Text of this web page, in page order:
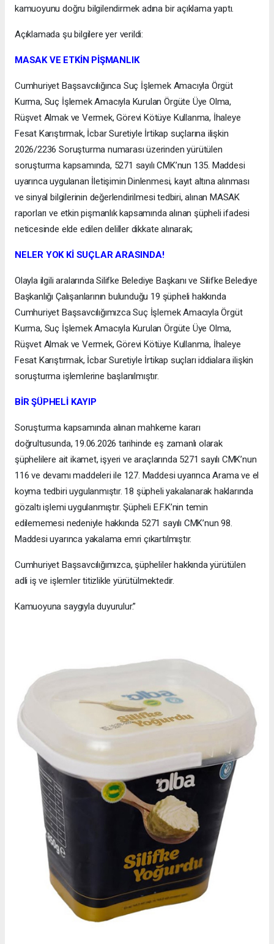
kamuoyunu doğru bilgilendirmek adına bir açıklama yaptı.
Açıklamada şu bilgilere yer verildi:
MASAK VE ETKİN PİŞMANLIK
Cumhuriyet Başsavcılığınca Suç İşlemek Amacıyla Örgüt
Kurma, Suç İşlemek Amacıyla Kurulan Örgüte Üye Olma,
Rüşvet Almak ve Vermek, Görevi Kötüye Kullanma, İhaleye
Fesat Karıştırmak, İcbar Suretiyle İrtikap suçlarına ilişkin
2026/2236 Soruşturma numarası üzerinden yürütülen
soruşturma kapsamında, 5271 sayılı CMK’nun 135. Maddesi
uyarınca uygulanan İletişimin Dinlenmesi, kayıt altına alınması
ve sinyal bilgilerinin değerlendirilmesi tedbiri, alınan MASAK
raporları ve etkin pişmanlık kapsamında alınan şüpheli ifadesi
neticesinde elde edilen deliller dikkate alınarak;
NELER YOK Kİ SUÇLAR ARASINDA!
Olayla ilgili aralarında Silifke Belediye Başkanı ve Silifke Belediye
Başkanlığı Çalışanlarının bulunduğu 19 şüpheli hakkında
Cumhuriyet Başsavcılığımızca Suç İşlemek Amacıyla Örgüt
Kurma, Suç İşlemek Amacıyla Kurulan Örgüte Üye Olma,
Rüşvet Almak ve Vermek, Görevi Kötüye Kullanma, İhaleye
Fesat Karıştırmak, İcbar Suretiyle İrtikap suçları iddialara ilişkin
soruşturma işlemlerine başlanılmıştır.
BİR ŞÜPHELİ KAYIP
Soruşturma kapsamında alınan mahkeme kararı
doğrultusunda, 19.06.2026 tarihinde eş zamanlı olarak
şüphelilere ait ikamet, işyeri ve araçlarında 5271 sayılı CMK’nun
116 ve devamı maddeleri ile 127. Maddesi uyarınca Arama ve el
koyma tedbiri uygulanmıştır. 18 şüpheli yakalanarak haklarında
gözaltı işlemi uygulanmıştır. Şüpheli E.F.K’nin temin
edilememesi nedeniyle hakkında 5271 sayılı CMK’nun 98.
Maddesi uyarınca yakalama emri çıkartılmıştır.
Cumhuriyet Başsavcılığımızca, şüpheliler hakkında yürütülen
adli iş ve işlemler titizlikle yürütülmektedir.
Kamuoyuna saygıyla duyurulur.”